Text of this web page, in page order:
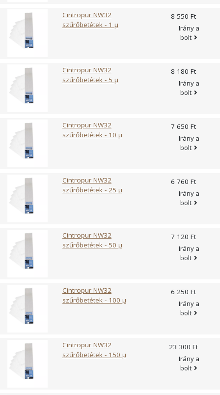
Cintropur NW32
szűrőbetétek - 1 µ
8 550 Ft
Irány a
bolt
Cintropur NW32
szűrőbetétek - 5 µ
8 180 Ft
Irány a
bolt
Cintropur NW32
szűrőbetétek - 10 µ
7 650 Ft
Irány a
bolt
Cintropur NW32
szűrőbetétek - 25 µ
6 760 Ft
Irány a
bolt
Cintropur NW32
szűrőbetétek - 50 µ
7 120 Ft
Irány a
bolt
Cintropur NW32
szűrőbetétek - 100 µ
6 250 Ft
Irány a
bolt
Cintropur NW32
szűrőbetétek - 150 µ
23 300 Ft
Irány a
bolt